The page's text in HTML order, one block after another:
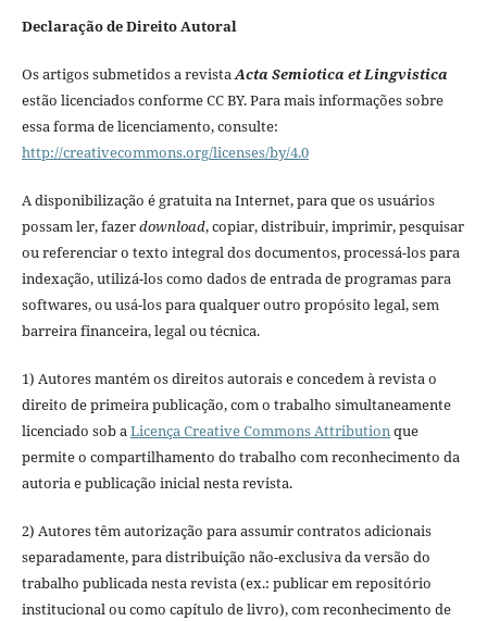
Declaração de Direito Autoral
Os artigos submetidos a revistaActa Semiotica et Lingvistica
estão licenciados conforme CC BY. Para mais informações sobre
essa forma de licenciamento, consulte:
http://creativecommons.org/licenses/by/4.0
A disponibilização é gratuita na Internet, para que os usuários
possam ler, fazerdownload, copiar, distribuir, imprimir, pesquisar
ou referenciar o texto integral dos documentos, processá-los para
indexação, utilizá-los como dados de entrada de programas para
softwares, ou usá-los para qualquer outro propósito legal, sem
barreira financeira, legal ou técnica.
1) Autores mantém os direitos autorais e concedem à revista o
direito de primeira publicação, com o trabalho simultaneamente
licenciado sob aLicença Creative Commons Attributionque
permite o compartilhamento do trabalho com reconhecimento da
autoria e publicação inicial nesta revista.
2) Autores têm autorização para assumir contratos adicionais
separadamente, para distribuição não-exclusiva da versão do
trabalho publicada nesta revista (ex.: publicar em repositório
institucional ou como capítulo de livro), com reconhecimento de